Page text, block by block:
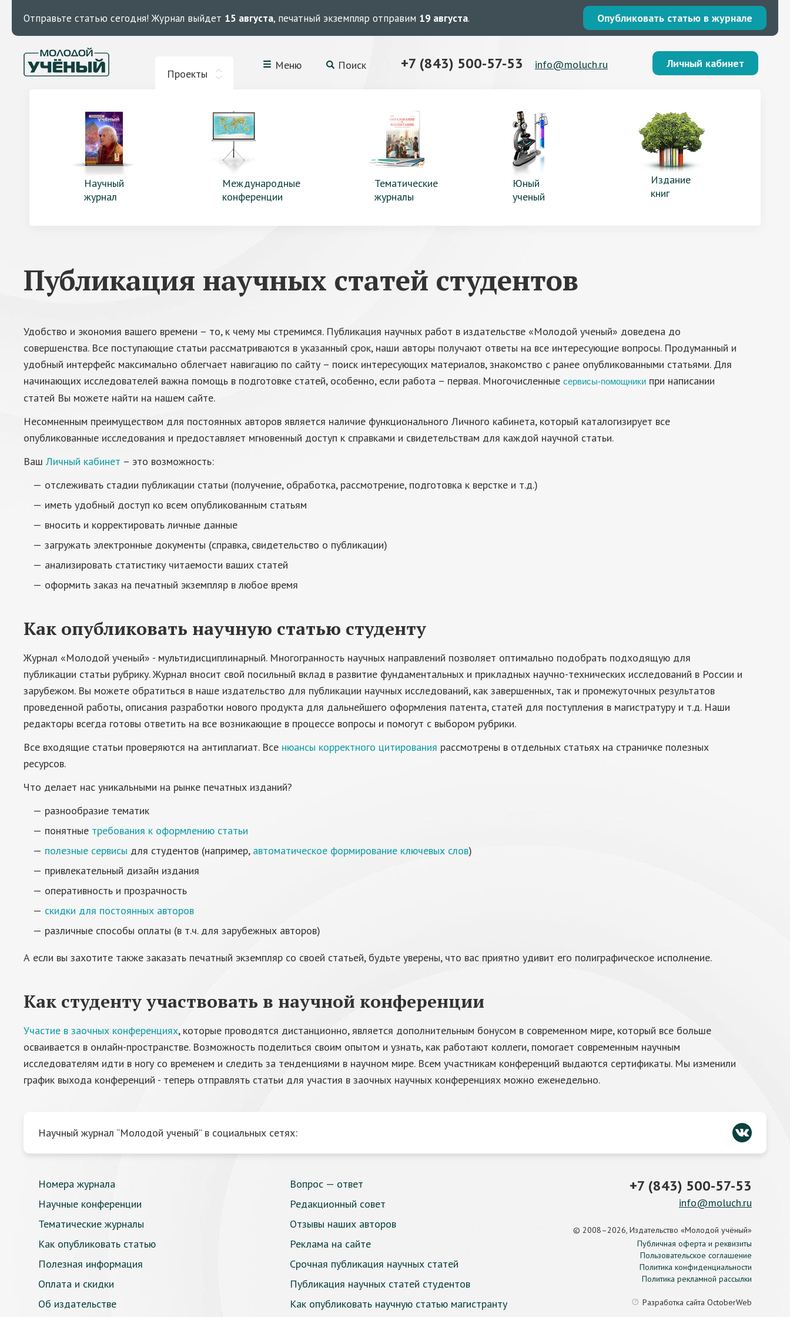
Отправьте статью сегодня! Журнал выйдет 15 августа, печатный экземпляр отправим 19 августа. Опубликовать статью в журнале
Проекты
Меню Поиск +7 (843) 500-57-53 info@moluch.ru Личный кабинет
Научный
журнал
Международные
конференции
Тематические
журналы
Юный
ученый
Издание
книг
Публикация научных статей студентов
Удобство и экономия вашего времени – то, к чему мы стремимся. Публикация научных работ в издательстве «Молодой ученый» доведена до
совершенства. Все поступающие статьи рассматриваются в указанный срок, наши авторы получают ответы на все интересующие вопросы. Продуманный и
удобный интерфейс максимально облегчает навигацию по сайту – поиск интересующих материалов, знакомство с ранее опубликованными статьями. Для
начинающих исследователей важна помощь в подготовке статей, особенно, если работа – первая. Многочисленные сервисы-помощники при написании
статей Вы можете найти на нашем сайте.
Несомненным преимуществом для постоянных авторов является наличие функционального Личного кабинета, который каталогизирует все
опубликованные исследования и предоставляет мгновенный доступ к справками и свидетельствам для каждой научной статьи.
Ваш Личный кабинет – это возможность:
отслеживать стадии публикации статьи (получение, обработка, рассмотрение, подготовка к верстке и т.д.)
иметь удобный доступ ко всем опубликованным статьям
вносить и корректировать личные данные
загружать электронные документы (справка, свидетельство о публикации)
анализировать статистику читаемости ваших статей
оформить заказ на печатный экземпляр в любое время
Как опубликовать научную статью студенту
Журнал «Молодой ученый» - мультидисциплинарный. Многогранность научных направлений позволяет оптимально подобрать подходящую для
публикации статьи рубрику. Журнал вносит свой посильный вклад в развитие фундаментальных и прикладных научно-технических исследований в России и
зарубежом. Вы можете обратиться в наше издательство для публикации научных исследований, как завершенных, так и промежуточных результатов
проведенной работы, описания разработки нового продукта для дальнейшего оформления патента, статей для поступления в магистратуру и т.д. Наши
редакторы всегда готовы ответить на все возникающие в процессе вопросы и помогут с выбором рубрики.
Все входящие статьи проверяются на антиплагиат. Все нюансы корректного цитирования рассмотрены в отдельных статьях на страничке полезных
ресурсов.
Что делает нас уникальными на рынке печатных изданий?
разнообразие тематик
понятные требования к оформлению статьи
полезные сервисы для студентов (например, автоматическое формирование ключевых слов)
привлекательный дизайн издания
оперативность и прозрачность
скидки для постоянных авторов
различные способы оплаты (в т.ч. для зарубежных авторов)
А если вы захотите также заказать печатный экземпляр со своей статьей, будьте уверены, что вас приятно удивит его полиграфическое исполнение.
Как студенту участвовать в научной конференции
Участие в заочных конференциях, которые проводятся дистанционно, является дополнительным бонусом в современном мире, который все больше
осваивается в онлайн-пространстве. Возможность поделиться своим опытом и узнать, как работают коллеги, помогает современным научным
исследователям идти в ногу со временем и следить за тенденциями в научном мире. Всем участникам конференций выдаются сертификаты. Мы изменили
график выхода конференций - теперь отправлять статьи для участия в заочных научных конференциях можно еженедельно.
Научный журнал “Молодой ученый” в социальных сетях:
Номера журнала
Научные конференции
Тематические журналы
Как опубликовать статью
Полезная информация
Оплата и скидки
Об издательстве
Вопрос — ответ
Редакционный совет
Отзывы наших авторов
Реклама на сайте
Срочная публикация научных статей
Публикация научных статей студентов
Как опубликовать научную статью магистранту
+7 (843) 500-57-53
info@moluch.ru
© 2008–2026, Издательство «Молодой учёный»
Публичная оферта и реквизиты
Пользовательское соглашение
Политика конфиденциальности
Политика рекламной рассылки
Разработка сайта OctoberWeb